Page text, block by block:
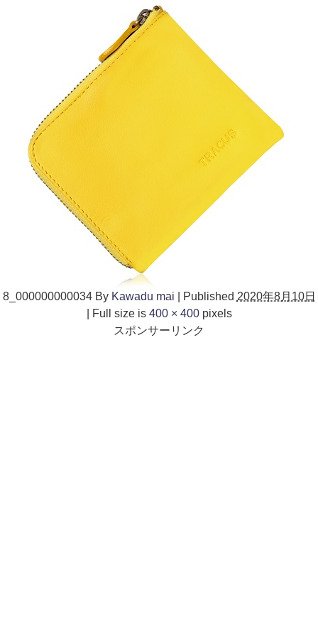
8_000000000034 By Kawadu mai Published 2020年8月10日
Full size is 400 × 400pixels
スポンサーリンク